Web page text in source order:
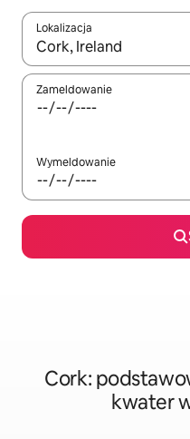
Lokalizacja
Gdy wyniki będą
Zameldowanie
Wymeldowanie
Cork:
kwater